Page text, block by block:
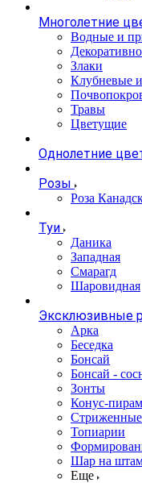
Многолетние
Водные и
Злаки
Клубневые
Травы
Цветущие
Однолетние
Розы
Роза
Туи
Даника
Западная
Смарагд
Шаровидная
Эксклюзивные
Арка
Беседка
Бонсай
Бонсай -
Зонты
Конус-
Стриженные
Топиарии
Шар на
Еще